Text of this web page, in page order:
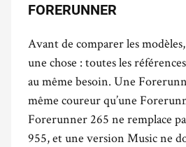
FORERUNNER
Avant de comparer les
une chose : toutes les
au même besoin. Une
même coureur qu’une
Forerunner 265 ne remplace
955, et une version Music ne